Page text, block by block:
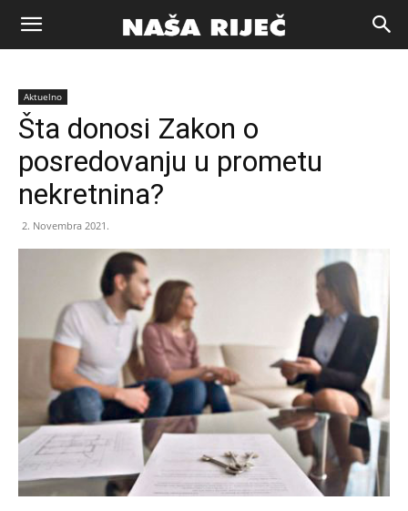
Naša
riječ
Zenica
Aktuelno
Šta donosi Zakon o
posredovanju u prometu
nekretnina?
2. Novembra 2021.